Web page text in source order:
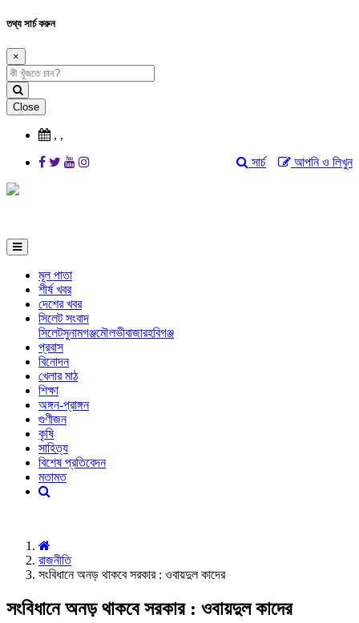
তথ্য সার্চ করুন
×
Close
, ,
আপনি ও লিখুন
সার্চ
মূল পাতা
শীর্ষ খবর
দেশের খবর
সিলেট সংবাদ
সিলেটসুনামগঞ্জমৌলভীবাজারহবিগঞ্জ
প্রবাস
বিনোদন
খেলার মাঠ
শিক্ষা
অঙ্গন-প্রাঙ্গন
গুণীজন
কৃষি
সাহিত্য
বিশেষ প্রতিবেদন
মতামত
রাজনীতি
সংবিধানে অনড় থাকবে সরকার : ওবায়দুল কাদের
সংবিধানে অনড় থাকবে সরকার : ওবায়দুল কাদের